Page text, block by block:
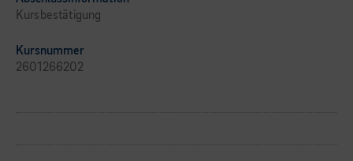
Kursbestätigung
Kursnummer
2601266202